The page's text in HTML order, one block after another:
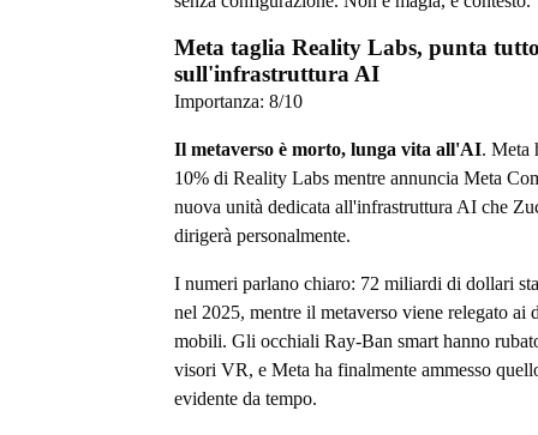
Meta taglia Reality Labs, punta
sull'infrastruttura AI
Importanza: 8/10
Il metaverso è morto, lunga vita all'AI. Meta
10% di Reality Labs mentre annuncia Meta
nuova unità dedicata all'infrastruttura AI che
dirigerà personalmente.
I numeri parlano chiaro: 72 miliardi di dollari
nel 2025, mentre il metaverso viene relegato ai
mobili. Gli occhiali Ray-Ban smart hanno
visori VR, e Meta ha finalmente ammesso
evidente da tempo.